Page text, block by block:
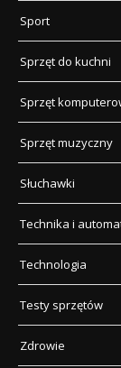
Sport
Sprzęt do kuchni
Sprzęt
Sprzęt muzyczny
Słuchawki
Technika i
Technologia
Testy sprzętów
Zdrowie